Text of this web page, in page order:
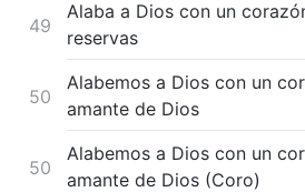
49
Alaba a Dios con un
reservas
50
Alabemos a Dios con un
amante de Dios
50
Alabemos a Dios con un
amante de Dios (Coro)